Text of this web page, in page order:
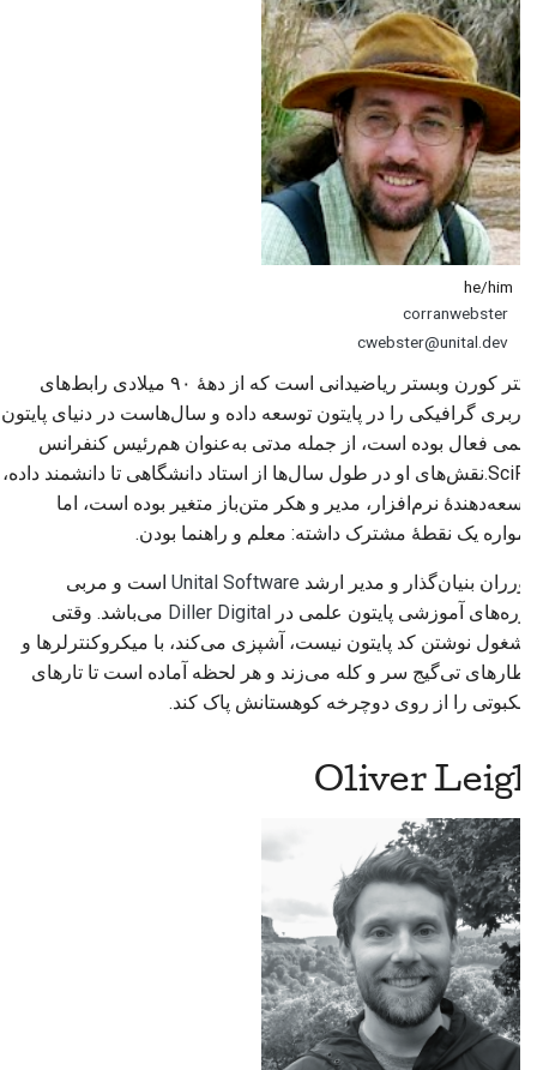
corranwebster
cwebster@unital.dev
دکتر کورن وبستر ریاضیدانی است که از دههٔ ۹۰ میلادی رابط‌های
کاربری گرافیکی را در پایتون توسعه داده و سال‌هاست در دنیای پایتون
علمی فعال بوده است، از جمله مدتی به‌عنوان هم‌رئیس کنفرانس
SciPy.نقش‌های او در طول سال‌ها از استاد دانشگاهی تا دانشمند داده،
توسعه‌دهندهٔ نرم‌افزار، مدیر و هکر متن‌باز متغیر بوده است، اما
همواره یک نقطهٔ مشترک داشته: معلم و راهنما بودن.
کورران بنیان‌گذار و مدیر ارشد Unital Software است و مربی
دوره‌های آموزشی پایتون علمی در
Diller Digital می‌باشد. وقتی
مشغول نوشتن کد پایتون نیست، آشپزی می‌کند، با میکروکنترلرها و
قطارهای تی‌گیج سر و کله می‌زند و هر لحظه آماده است تا تارهای
عنکبوتی را از روی دوچرخه کوهستانش پاک کند.
Oliver Leigh